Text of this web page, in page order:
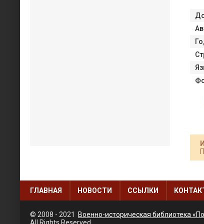
ГЛАВНАЯ НОВОСТИ ССЫЛКИ
© 2008 - 2021 Военно-историческая библиотека